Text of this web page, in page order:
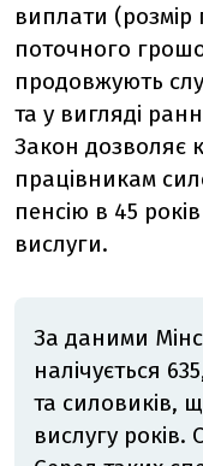
виплати (розмір
поточного
продовжують
та у вигляді
Закон дозволяє
працівникам
пенсію в 45
вислуги.
За даними
налічується
та силовиків,
вислугу років.